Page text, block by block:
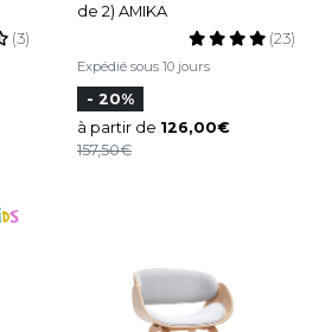
(3)
de 2) AMIKA
Expédié sous 10 jours
(23)
- 20%
à partir de 126,00
157,50